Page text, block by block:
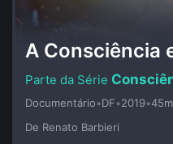
A Consciência
Documentário•DF•2019•
De Renato Barbieri